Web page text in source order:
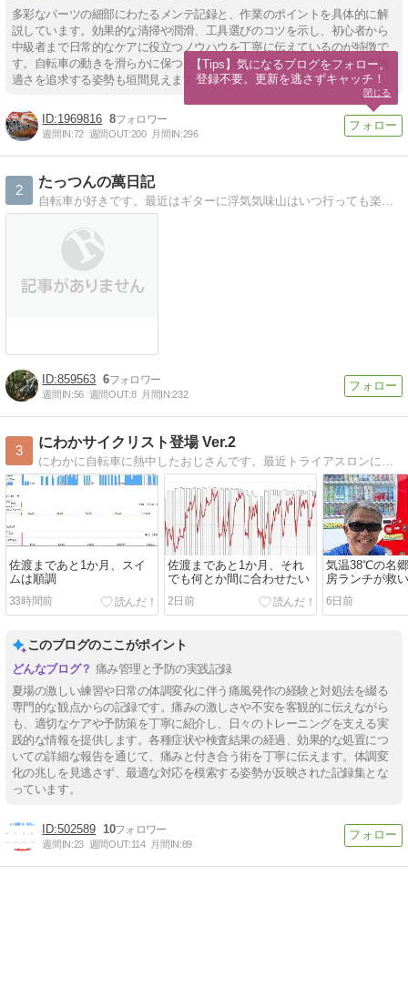
多彩なパーツの細部にわたるメンテ記録と、作業のポイントを具体的に解
説しています。効果的な清掃や潤滑、工具選びのコツを示し、初心者から
中級者まで日常的なケアに役立つノウハウを丁寧に伝えているのが特徴で
す。自転車の動きを滑らかに保つための工夫や、気づき次第で得られる快
適さを追求する姿勢も垣間見えます。
1969816 8
週間IN:72 週間OUT:200 月間IN:296
2
たっつんの萬日記
自転車が好きです。最近はギターに浮気気味山はいつ行っても楽しいですねっ！
859563 6
週間IN:56 週間OUT:8 月間IN:232
3
にわかサイクリスト登場 Ver.2
にわかに自転車に熱中したおじさんです。最近トライアスロンにはまり、時々MTBで里山を走ったり、サイクリング、うどんの話をアップしていきます。
佐渡まであと1か月、スイ
ムは順調
33時間前
佐渡まであと1か月、それ
でも何とか間に合わせたい
2日前
気温38℃の名
房ランチが救
6日前
このブログのここがポイント
痛み管理と予防の実践記録
夏場の激しい練習や日常の体調変化に伴う痛風発作の経験と対処法を綴る
専門的な観点からの記録です。痛みの激しさや不安を客観的に伝えながら
も、適切なケアや予防策を丁寧に紹介し、日々のトレーニングを支える実
践的な情報を提供します。各種症状や検査結果の経過、効果的な処置につ
いての詳細な報告を通じて、痛みと付き合う術を丁寧に伝えます。体調変
化の兆しを見逃さず、最適な対応を模索する姿勢が反映された記録集とな
っています。
502589 10
週間IN:23 週間OUT:114 月間IN:89
【Tips】気になるブログをフォロー。
登録不要。更新を逃さずキャッチ！
閉じる